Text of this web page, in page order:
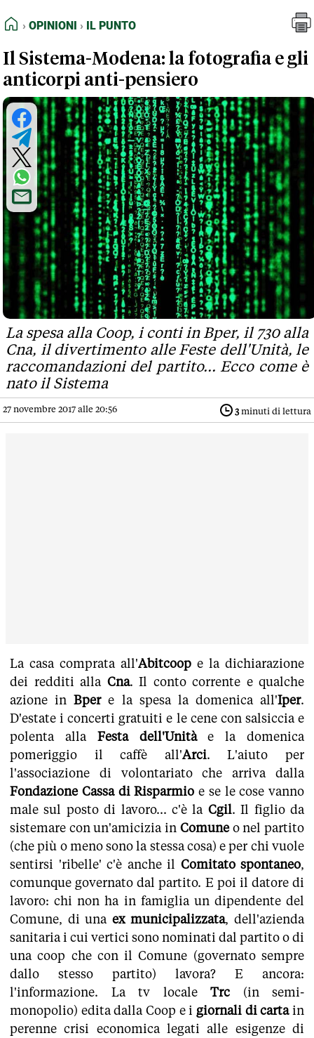
FEED RSS
NORMATIVE DEONTOLOGICHE
TERMINI e CONDIZIONI
HOME
OPINIONI IL PUNTO
Il Sistema-Modena: la fotografia e gli
anticorpi anti-pensiero
La spesa alla Coop, i conti in Bper, il 730 alla
Cna, il divertimento alle Feste dell'Unità, le
raccomandazioni del partito... Ecco come è
nato il Sistema
27 novembre 2017 alle 20:56 3minuti di lettura
La casa comprata all'Abitcoop e la dichiarazione
dei redditi alla Cna. Il conto corrente e qualche
azione inBpere la spesa la domenica all'Iper.
D'estate i concerti gratuiti e le cene con salsiccia e
polenta alla Festa dell'Unitàe la domenica
pomeriggio il caffè all'Arci. L'aiuto per
l'associazione di volontariato che arriva dalla
Fondazione Cassa di Risparmio e se le cose vanno
male sul posto di lavoro... c'è la Cgil. Il figlio da
sistemare con un'amicizia in Comuneo nel partito
(che più o meno sono la stessa cosa) e per chi vuole
sentirsi 'ribelle' c'è anche il Comitato spontaneo,
comunque governato dal partito. E poi il datore di
lavoro: chi non ha in famiglia un dipendente del
Comune, di una ex municipalizzata, dell'azienda
sanitaria i cui vertici sono nominati dal partito o di
una coop che con il Comune (governato sempre
dallo stesso partito) lavora? E ancora:
l'informazione. La tv locale Trc (in semi-
monopolio) edita dalla Coop e i giornali di cartain
perenne crisi economica legati alle esigenze di